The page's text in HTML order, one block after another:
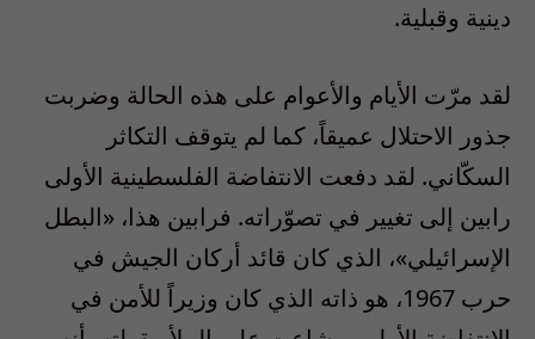
دينية وقبلية.
لقد مرّت الأيام والأعوام على هذه الحالة وضربت
جذور الاحتلال عميقاً، كما لم يتوقف التكاثر
السكّاني. لقد دفعت الانتفاضة الفلسطينية الأولى
رابين إلى تغيير في تصوّراته. فرابين هذا، «البطل
الإسرائيلي»، الذي كان قائد أركان الجيش في
حرب 1967، هو ذاته الذي كان وزيراً للأمن في